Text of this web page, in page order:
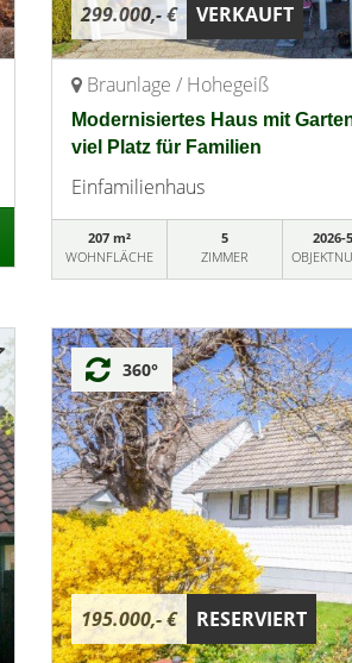
299.000,- € VERKAUFT
Braunlage / Hohegeiß
Modernisiertes Haus mit
viel Platz für Familien
Einfamilienhaus
207 m²
WOHNFLÄCHE
5
ZIMMER
2026-
195.000,- € RESERVIERT
360°